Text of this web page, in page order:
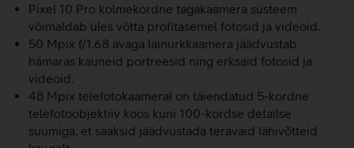
Pixel 10 Pro kolmekordne tagakaamera süsteem
võimaldab üles võtta profitasemel fotosid ja videoid.
50 Mpix f/1.68 avaga lainurkkaamera jäädvustab
hämaras kauneid portreesid ning erksaid fotosid ja
videoid.
48 Mpix telefotokaameral on täiendatud 5-kordne
telefotoobjektiiv koos kuni 100-kordse detailse
suumiga, et saaksid jäädvustada teravaid lähivõtteid